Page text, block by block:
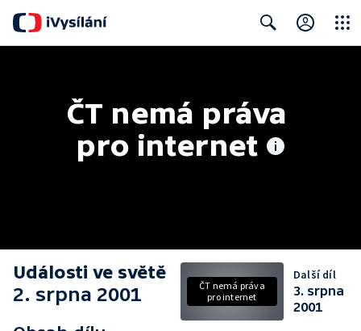
ČT nemá práva
pro internet
Události ve světě
2. srpna 2001
ČT nemá práva
pro internet
Další díl
3. srpna
2001